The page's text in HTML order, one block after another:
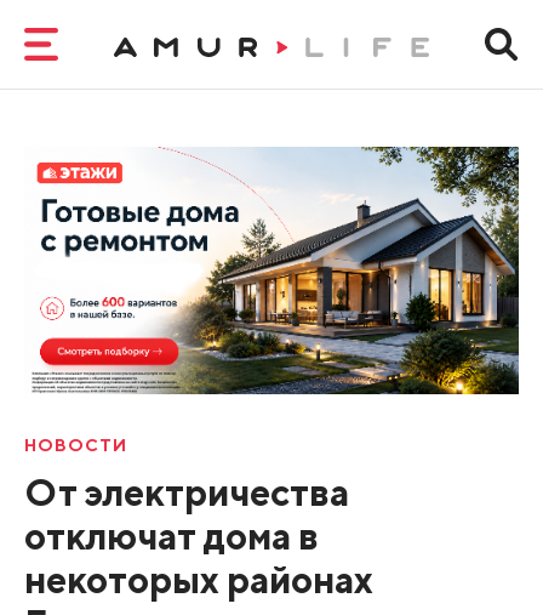
НОВОСТИ
От электричества
отключат дома в
некоторых районах